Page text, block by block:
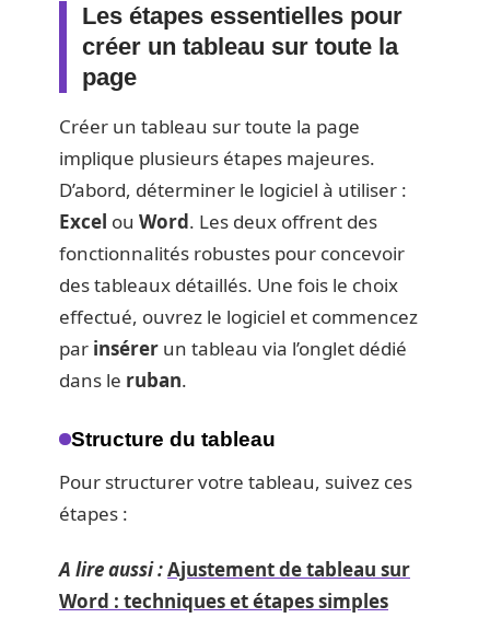
Les étapes essentielles pour
créer un tableau sur toute la
page
Créer un tableau sur toute la page
implique plusieurs étapes majeures.
D’abord, déterminer le logiciel à utiliser :
Excel ou Word. Les deux offrent des
fonctionnalités robustes pour concevoir
des tableaux détaillés. Une fois le choix
effectué, ouvrez le logiciel et commencez
par insérer un tableau via l’onglet dédié
dans le ruban.
Structure du tableau
Pour structurer votre tableau, suivez ces
étapes :
A lire aussi :Ajustement de tableau sur
Word : techniques et étapes simples